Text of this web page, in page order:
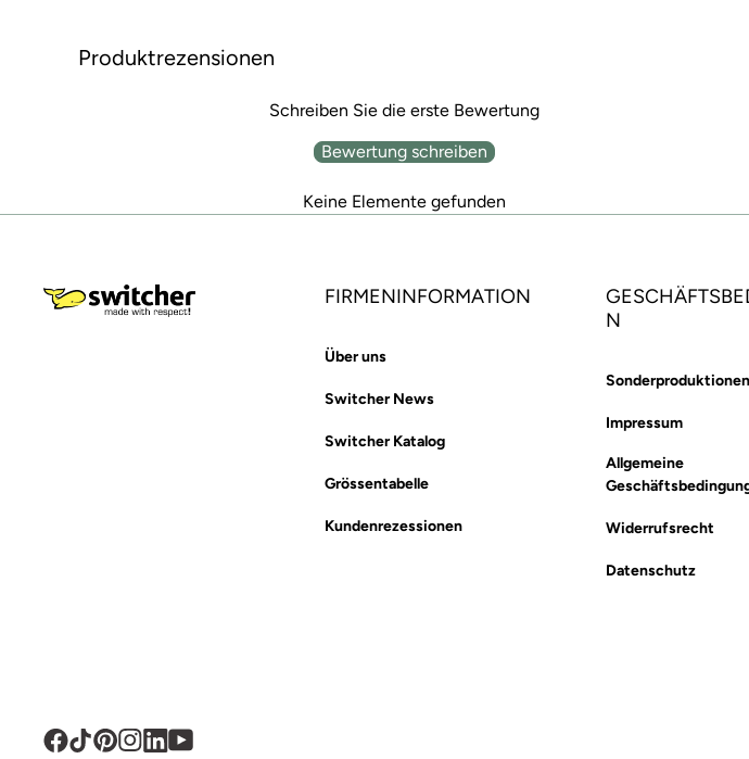
Produktrezensionen
Schreiben Sie die erste Bewertung
Bewertung schreiben
Keine Elemente gefunden
FIRMENINFORMATION
Über uns
Switcher News
Switcher Katalog
Grössentabelle
Kundenrezessionen
N
Sonderproduktionen
Impressum
Allgemeine
Widerrufsrecht
Datenschutz
Facebook
TikTokPinterest
Instagram
Translation
YouTube